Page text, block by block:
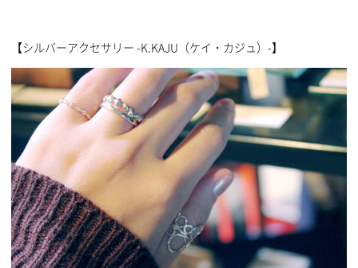
【シルバーアクセサリー -K.KAJU（ケイ・カジュ）-】